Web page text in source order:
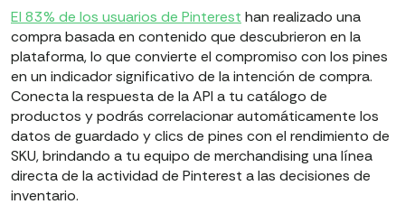
El 83% de los usuarios de Pinterest han realizado una
compra basada en contenido que descubrieron en la
plataforma, lo que convierte el compromiso con los pines
en un indicador significativo de la intención de compra.
Conecta la respuesta de la API a tu catálogo de
productos y podrás correlacionar automáticamente los
datos de guardado y clics de pines con el rendimiento de
SKU, brindando a tu equipo de merchandising una línea
directa de la actividad de Pinterest a las decisiones de
inventario.